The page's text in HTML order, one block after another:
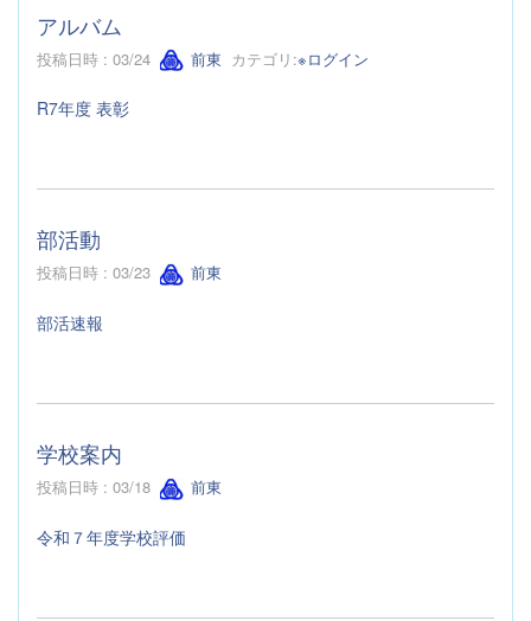
アルバム
投稿日時 : 03/24 前東 カテゴリ:※ログイン
R7年度 表彰
部活動
投稿日時 : 03/23 前東
部活速報
学校案内
投稿日時 : 03/18 前東
令和７年度学校評価